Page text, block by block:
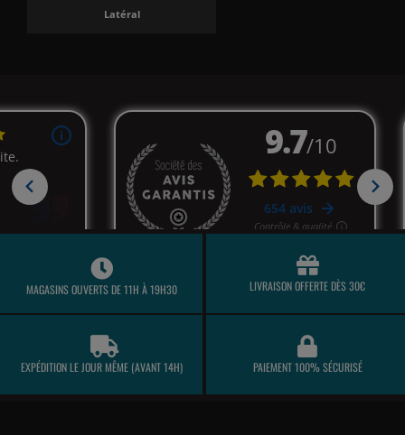
Latéral
MAGASINS OUVERTS DE 11H À 19H30 LIVRAISON OFFERTE DÈS 30€
EXPÉDITION LE JOUR MÊME (AVANT 14H) PAIEMENT 100% SÉCURISÉ